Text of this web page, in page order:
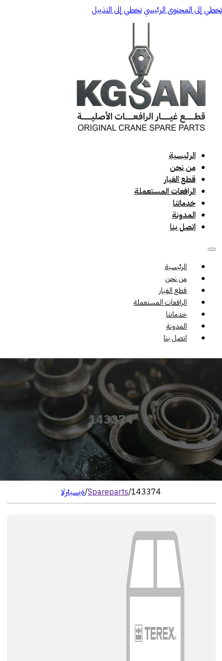
تخطي إلى المحتوى الرئيسيتخطي إلى التذييل
الرئيسية
من نحن
قطع الغيار
الرافعات المستعملة
خدماتنا
المدونة
اتصل بنا
الرئيسية
من نحن
قطع الغيار
الرافعات المستعملة
خدماتنا
المدونة
اتصل بنا
143374
الرئيسية/Spareparts/143374